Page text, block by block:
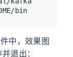
bin
中，效果图
退出：